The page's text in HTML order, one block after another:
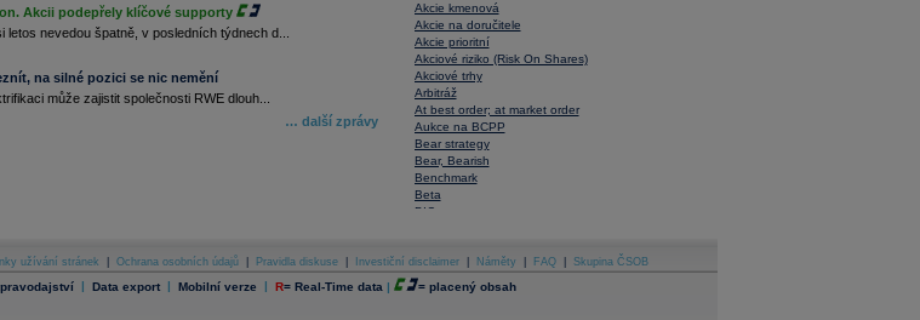
Akcii podepřely klíčové supporty
letos nevedou špatně, v posledních týdnech d...
na silné pozici se nic nemění
může zajistit společnosti RWE dlouh...
… další zprávy
Akcie kmenová
Akcie na doručitele
Akcie prioritní
Akciové riziko (Risk On Shares)
Akciové trhy
Arbitráž
At best order; at market order
Aukce na BCPP
Bear strategy
Bear, Bearish
Benchmark
Beta
BIC
Bonita
Book To Bill Ratio
Book Value
užívání stránek Ochrana osobních údajů Pravidla diskuse Investiční disclaimer Náměty FAQ Skupina ČSOB
| Data export | Mobilní verze | R= Real-Time data | = placený obsah